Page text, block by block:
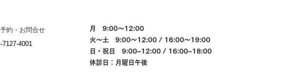
月 9:00～12:00
火～土 9:00～12:00 / 16:00～19:00
日・祝日 9:00~12:00 / 16:00~18:00
休診日：月曜日午後